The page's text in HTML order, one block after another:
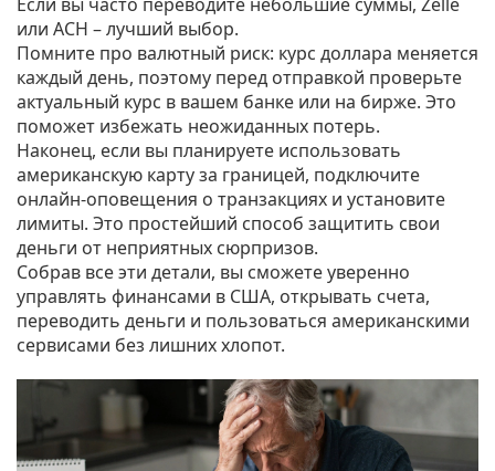
или ACH – лучший выбор.
Помните про валютный риск: курс доллара меняется
каждый день, поэтому перед отправкой проверьте
актуальный курс в вашем банке или на бирже. Это
поможет избежать неожиданных потерь.
Наконец, если вы планируете использовать
американскую карту за границей, подключите
онлайн‑оповещения о транзакциях и установите
лимиты. Это простейший способ защитить свои
деньги от неприятных сюрпризов.
Собрав все эти детали, вы сможете уверенно
управлять финансами в США, открывать счета,
переводить деньги и пользоваться американскими
сервисами без лишних хлопот.